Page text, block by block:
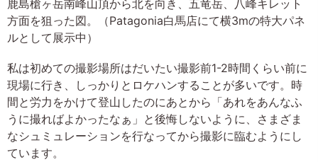
鹿島槍ヶ岳南峰山頂から北を向き、五竜岳、八峰キレット
方面を狙った図。（Patagonia白馬店にて横3mの特大パネ
ルとして展示中）
私は初めての撮影場所はだいたい撮影前1-2時間くらい前に
現場に行き、しっかりとロケハンすることが多いです。時
間と労力をかけて登山したのにあとから「あれをあんなふ
うに撮ればよかったなぁ」と後悔しないように、さまざま
なシュミュレーションを行なってから撮影に臨むようにし
ています。